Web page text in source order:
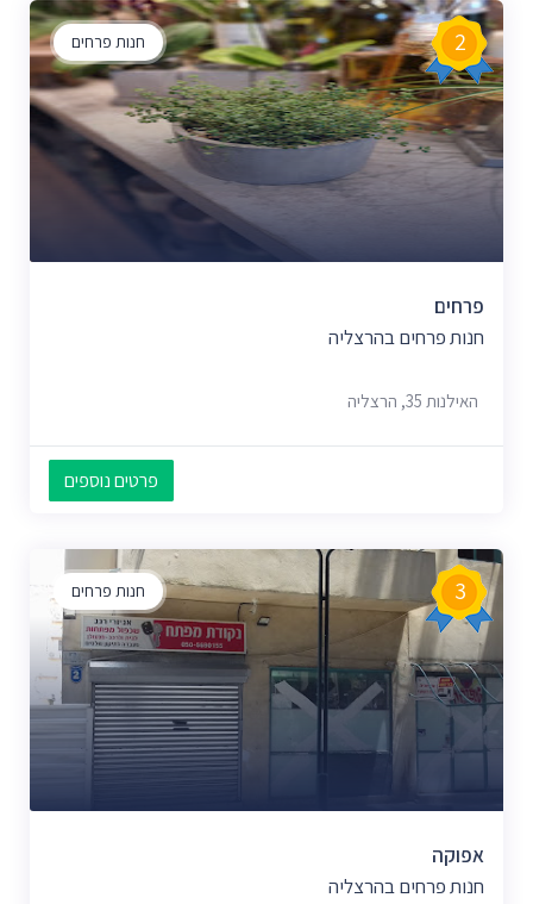
חנות פרחים 2
פרחים
חנות פרחים בהרצליה
האילנות 35, הרצליה
פרטים נוספים
חנות פרחים 3
אפוקה
חנות פרחים בהרצליה